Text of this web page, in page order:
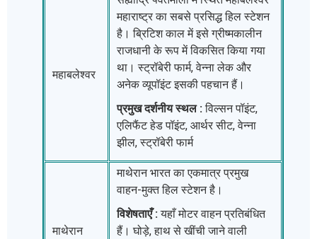
महाबलेश्वर
महाराष्ट्र का सबसे प्रसिद्ध हिल स्टेशन
है। ब्रिटिश काल में इसे ग्रीष्मकालीन
राजधानी के रूप में विकसित किया गया
था। स्ट्रॉबेरी फार्म, वेन्ना लेक और
अनेक व्यूपॉइंट इसकी पहचान हैं।
प्रमुख दर्शनीय स्थल :विल्सन पॉइंट,
एलिफैंट हेड पॉइंट, आर्थर सीट, वेन्ना
झील, स्ट्रॉबेरी फार्म
माथेरान
माथेरान भारत का एकमात्र प्रमुख
वाहन-मुक्त हिल स्टेशन है।
विशेषताएँ :यहाँ मोटर वाहन प्रतिबंधित
हैं। घोड़े, हाथ से खींची जाने वाली